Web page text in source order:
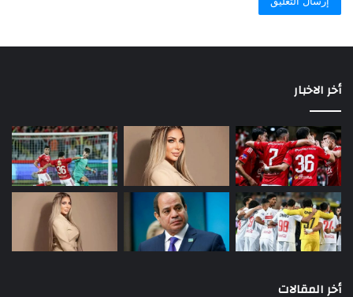
أخر الاخبار
أخر المقالات